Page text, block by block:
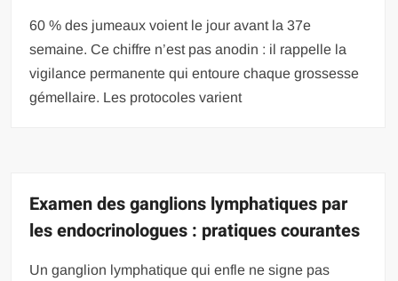
60 % des jumeaux voient le jour avant la 37e
semaine. Ce chiffre n’est pas anodin : il rappelle la
vigilance permanente qui entoure chaque grossesse
gémellaire. Les protocoles varient
Examen des ganglions lymphatiques par
les endocrinologues : pratiques courantes
Un ganglion lymphatique qui enfle ne signe pas